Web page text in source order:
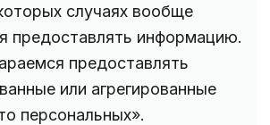
случаях вообще
предоставлять информацию.
предоставлять
или агрегированные
персональных».